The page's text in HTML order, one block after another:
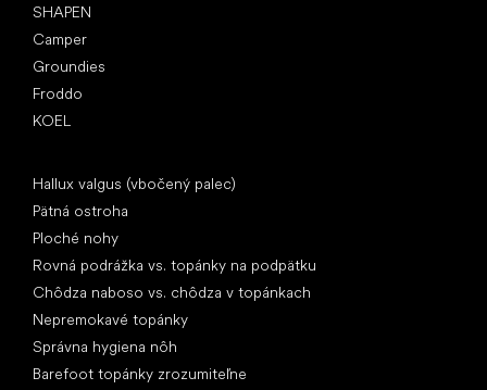
SHAPEN
Camper
Groundies
Froddo
KOEL
Hallux valgus (vbočený palec)
Pätná ostroha
Ploché nohy
Rovná podrážka vs. topánky na podpätku
Chôdza naboso vs. chôdza v topánkach
Nepremokavé topánky
Správna hygiena nôh
Barefoot topánky zrozumiteľne